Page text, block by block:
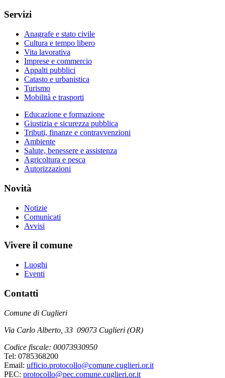
Servizi
Anagrafe e stato civile
Cultura e tempo libero
Vita lavorativa
Imprese e commercio
Appalti pubblici
Catasto e urbanistica
Turismo
Mobilità e trasporti
Educazione e formazione
Giustizia e sicurezza pubblica
Tributi, finanze e contravvenzioni
Ambiente
Salute, benessere e assistenza
Agricoltura e pesca
Autorizzazioni
Novità
Notizie
Comunicati
Avvisi
Vivere il comune
Luoghi
Eventi
Contatti
Comune di Cuglieri
Via Carlo Alberto, 33 09073 Cuglieri (OR)
Codice fiscale: 00073930950
Tel: 0785368200
Email: ufficio.protocollo@comune.cuglieri.or.it
PEC: protocollo@pec.comune.cuglieri.or.it